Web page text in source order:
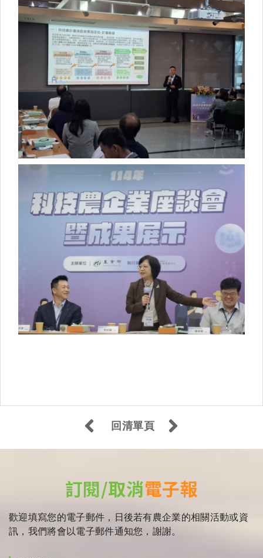
回清單頁
訂閱/取消電子報
歡迎填寫您的電子郵件，日後若有農企業的相關活動或資
訊，我們將會以電子郵件通知您，謝謝。